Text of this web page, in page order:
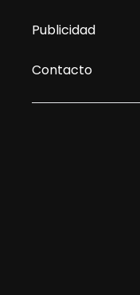
Publicidad
Contacto